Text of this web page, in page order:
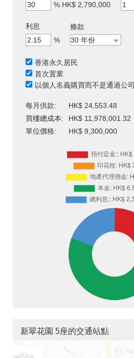
% HK$ 2,790,000
利息
%
條款
香港永久居民
首次置業
以個人名義購買而不是通過公司
每月供款:
HK$ 24,553.48
買樓總成本:
HK$ 11,978,001.32
單位價格:
HK$ 9,300,000
新翠花園 5座的交通站點